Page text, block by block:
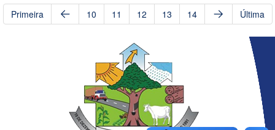
Primeira 10 11 12 13 14 Última